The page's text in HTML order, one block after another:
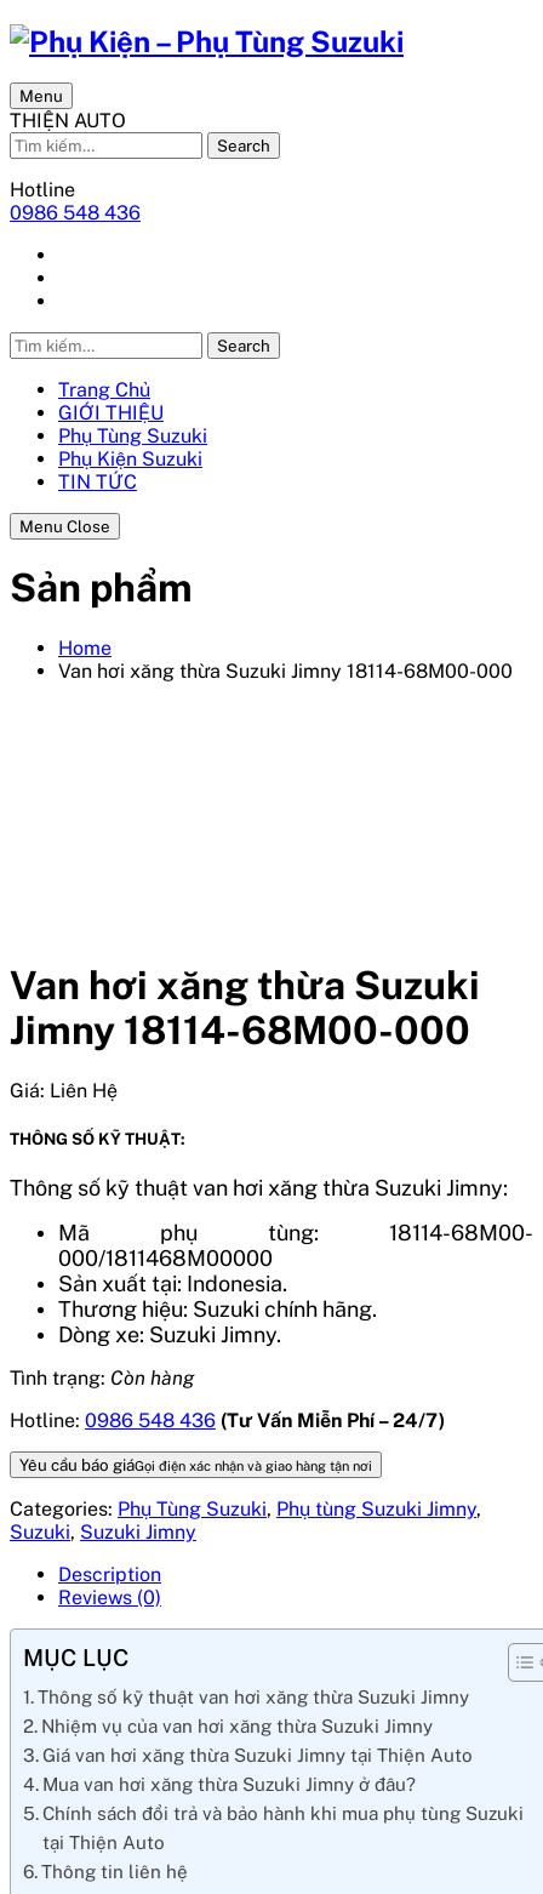
Menu
THIỆN AUTO
Search
Hotline
0986 548 436
Search
Trang Chủ
GIỚI THIỆU
Phụ Tùng Suzuki
Phụ Kiện Suzuki
TIN TỨC
Menu Close
Sản phẩm
Home
Van hơi xăng thừa Suzuki Jimny 18114-68M00-000
Van hơi xăng thừa Suzuki
Jimny 18114-68M00-000
Giá: Liên Hệ
THÔNG SỐ KỸ THUẬT:
Thông số kỹ thuật van hơi xăng thừa Suzuki Jimny:
Mã phụ tùng: 18114-68M00-
000/1811468M00000
Sản xuất tại: Indonesia.
Thương hiệu: Suzuki chính hãng.
Dòng xe: Suzuki Jimny.
Tình trạng: Còn hàng
Hotline: 0986 548 436 (Tư Vấn Miễn Phí – 24/7)
Yêu cầu báo giáGọi điện xác nhận và giao hàng tận nơi
Categories: Phụ Tùng Suzuki, Phụ tùng Suzuki Jimny,
Suzuki, Suzuki Jimny
Description
Reviews (0)
MỤC LỤC
Thông số kỹ thuật van hơi xăng thừa Suzuki Jimny
Nhiệm vụ của van hơi xăng thừa Suzuki Jimny
Giá van hơi xăng thừa Suzuki Jimny tại Thiện Auto
Mua van hơi xăng thừa Suzuki Jimny ở đâu?
Chính sách đổi trả và bảo hành khi mua phụ tùng Suzuki
tại Thiện Auto
Thông tin liên hệ